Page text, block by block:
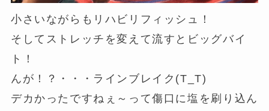
小さいながらもリハビリフィッシュ！
そしてストレッチを変えて流すとビッグバイ
ト！
んが！？・・・ラインブレイク(T_T)
デカかったですねぇ～って傷口に塩を刷り込ん